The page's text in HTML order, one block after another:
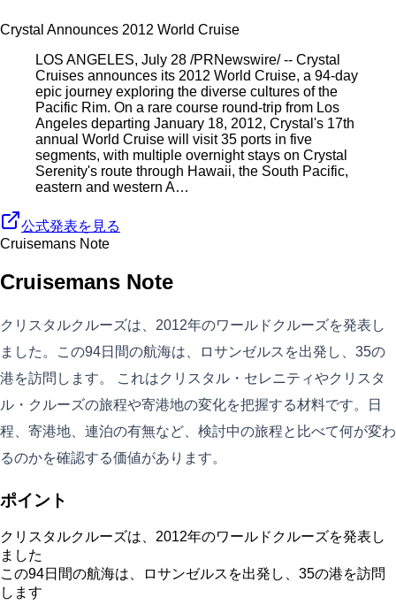
Crystal Announces 2012 World Cruise
LOS ANGELES, July 28 /PRNewswire/ -- Crystal
Cruises announces its 2012 World Cruise, a 94-day
epic journey exploring the diverse cultures of the
Pacific Rim. On a rare course round-trip from Los
Angeles departing January 18, 2012, Crystal's 17th
annual World Cruise will visit 35 ports in five
segments, with multiple overnight stays on Crystal
Serenity's route through Hawaii, the South Pacific,
eastern and western A…
公式発表を見る
Cruisemans Note
Cruisemans Note
クリスタルクルーズは、2012年のワールドクルーズを発表し
ました。この94日間の航海は、ロサンゼルスを出発し、35の
港を訪問します。 これはクリスタル・セレニティやクリスタ
ル・クルーズの旅程や寄港地の変化を把握する材料です。日
程、寄港地、連泊の有無など、検討中の旅程と比べて何が変わ
るのかを確認する価値があります。
ポイント
クリスタルクルーズは、2012年のワールドクルーズを発表し
ました
この94日間の航海は、ロサンゼルスを出発し、35の港を訪問
します